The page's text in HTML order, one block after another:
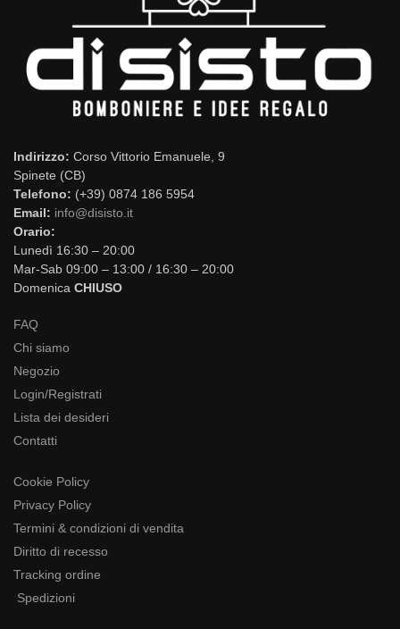
Indirizzo: Corso Vittorio Emanuele, 9
Spinete (CB)
Telefono: (+39) 0874 186 5954
Email: info@disisto.it
Orario:
Lunedì 16:30 – 20:00
Mar-Sab 09:00 – 13:00 / 16:30 – 20:00
Domenica CHIUSO
FAQ
Chi siamo
Negozio
Login/Registrati
Lista dei desideri
Contatti
Cookie Policy
Privacy Policy
Termini & condizioni di vendita
Diritto di recesso
Tracking ordine
Spedizioni